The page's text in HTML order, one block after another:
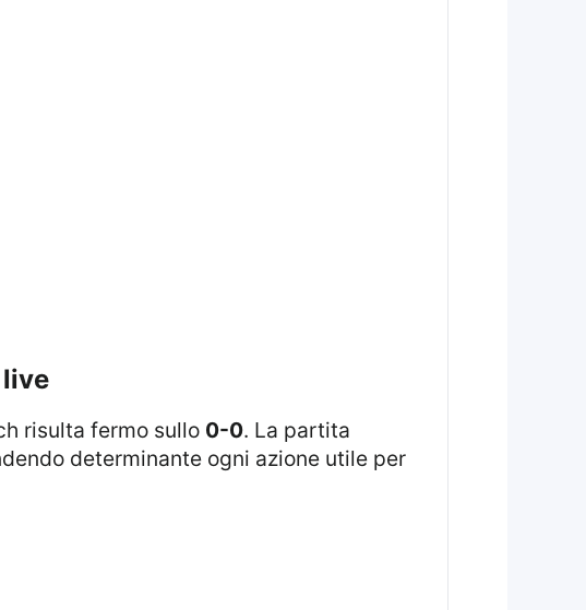
risulta fermo sullo 0-0. La partita
determinante ogni azione utile per